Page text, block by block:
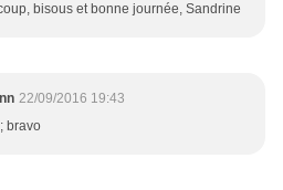
bisous et bonne journée, Sandrine
22/09/2016 19:43
bravo